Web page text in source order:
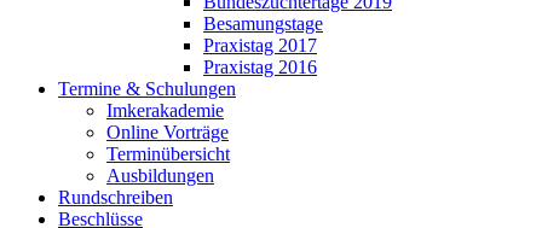
Besamungstage
Praxistag 2017
Praxistag 2016
Termine & Schulungen
Imkerakademie
Online Vorträge
Terminübersicht
Ausbildungen
Rundschreiben
Beschlüsse